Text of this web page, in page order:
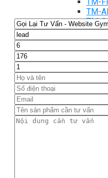
TM-
TM-
TM-
Tạ và phụ
Thanh lý thiết bị
Hàng trưng bày
Hàng trưng
Setup Phòng Gym
Dự án tiêu biểu